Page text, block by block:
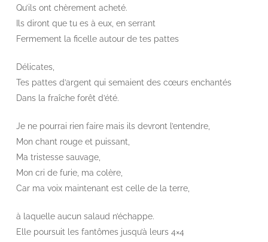
Qu’ils ont chèrement acheté.
Ils diront que tu es à eux, en serrant
Fermement la ficelle autour de tes pattes
Délicates,
Tes pattes d’argent qui semaient des cœurs enchantés
Dans la fraîche forêt d’été.
Je ne pourrai rien faire mais ils devront l’entendre,
Mon chant rouge et puissant,
Ma tristesse sauvage,
Mon cri de furie, ma colère,
Car ma voix maintenant est celle de la terre,
à laquelle aucun salaud n’échappe.
Elle poursuit les fantômes jusqu’à leurs 4×4